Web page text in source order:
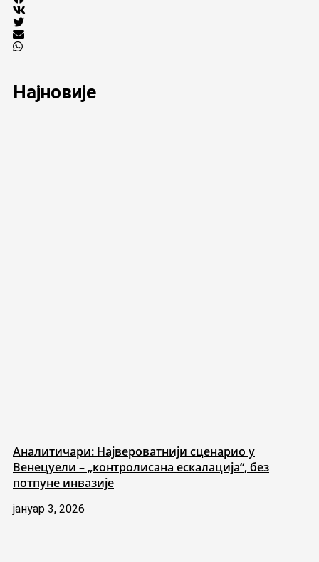
Најновије
Аналитичари: Највероватнији сценарио у
Венецуели – „контролисана ескалација“, без
потпуне инвазије
јануар 3, 2026